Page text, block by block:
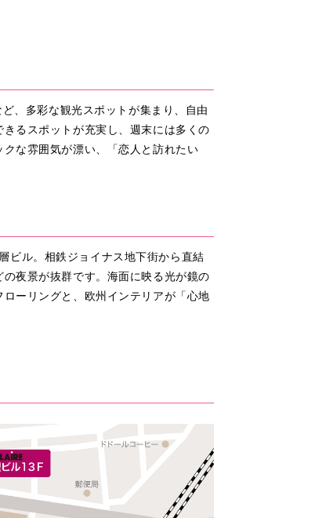
、多彩な観光スポットが集まり、自由
るスポットが充実し、週末には多くの
な雰囲気が漂い、「恋人と訪れたい
ビル。相鉄ジョイナス地下街から直結
夜景が抜群です。海面に映る光が鏡の
ーリングと、欧州インテリアが「心地